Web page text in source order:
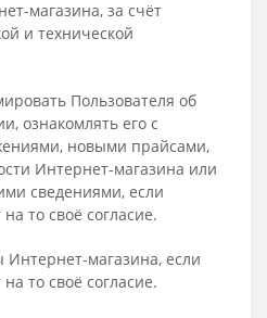
магазина, за счёт
и технической
Пользователя об
ознакомлять его с
новыми прайсами,
Интернет-магазина или
сведениями, если
то своё согласие.
Интернет-магазина, если
то своё согласие.